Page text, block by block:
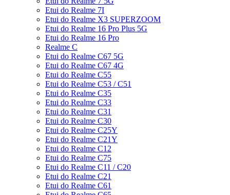
Etui do Realme 7I
Etui do Realme X3 SUPERZOOM
Etui do Realme 16 Pro Plus 5G
Etui do Realme 16 Pro
Realme C
Etui do Realme C67 5G
Etui do Realme C67 4G
Etui do Realme C55
Etui do Realme C53 / C51
Etui do Realme C35
Etui do Realme C33
Etui do Realme C31
Etui do Realme C30
Etui do Realme C25Y
Etui do Realme C21Y
Etui do Realme C12
Etui do Realme C75
Etui do Realme C11 / C20
Etui do Realme C21
Etui do Realme C61